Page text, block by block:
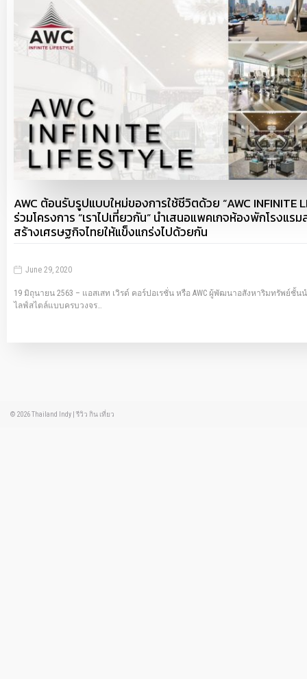
AWC ต้อนรับรูปแบบใหม่ของการใช้ชีวิตด้วย “AWC INFINITE
ร่วมโครงการ “เราไปเที่ยวกัน” นำเสนอแพคเกจห้องพักโรงแร
สร้างเศรษฐกิจไทยให้แข็งแกร่งไปด้วยกัน
June 29, 2020
19 มิถุนายน 2563 – แอสเสท เวิรด์ คอร์ปอเรชั่น หรือ AWC ผู้พัฒนาอสังหาริมทรัพย์ชั้
ไลฟ์สไตล์แบบครบวงจร…
© 2026Thailand Indy |รีวิว กิน เที่ยว